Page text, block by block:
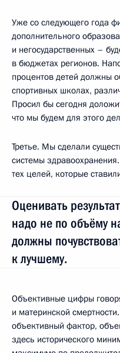
Уже со следующего года
дополнительного
и негосударственных –
в бюджетах регионов.
процентов детей должны
спортивных школах,
Просил бы сегодня
что мы будем для этого
Третье. Мы сделали
системы
тех целей, которые
Оценивать
надо не по объёму
должны
к лучшему.
Объективные цифры
и материнской
объективный фактор,
здесь исторического